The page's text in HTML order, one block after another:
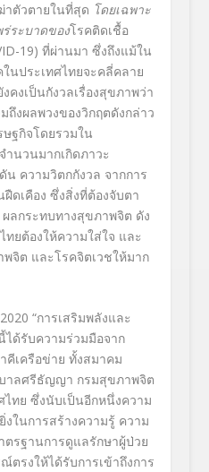
าตัวตายในที่สุด โดยเฉพาะ
ระบาดของโรคติดเชื้อ
19) ที่ผ่านมา ซึ่งถึงแม้ใน
นประเทศไทยจะคลี่คลาย
คงเป็นกังวลเรื่องสุขภาพว่า
ถึงผลพวงของวิกฤตดังกล่าว
ฐกิจโดยรวมใน
ำนวนมากเกิดภาวะ
น ความวิตกกังวล จากการ
ดเคือง ซึ่งสิ่งที่ต้องจับตา
ลกระทบทางสุขภาพจิต ดัง
ทยต้องให้ความใส่ใจ และ
จิต และโรคจิตเวชให้มาก
2020 “การเสริมพลังและ
ด้รับความร่วมมือจาก
เครือข่าย ทั้งสมาคม
าลศรีธัญญา กรมสุขภาพจิต
ไทย ซึ่งนับเป็นอีกหนึ่งความ
ในการสร้างความรู้ ความ
ตรฐานการดูแลรักษาผู้ป่วย
ตรงให้ได้รับการเข้าถึงการ